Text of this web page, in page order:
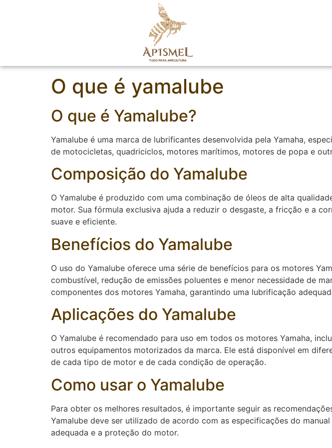
O que é yamalube
O que é Yamalube?
Yamalube é uma marca de lubrificantes desenvolvida pela Yamaha,
de motocicletas, quadriciclos, motores marítimos, motores de popa e
Composição do Yamalube
O Yamalube é produzido com uma combinação de óleos de alta
motor. Sua fórmula exclusiva ajuda a reduzir o desgaste, a fricção e a
suave e eficiente.
Benefícios do Yamalube
O uso do Yamalube oferece uma série de benefícios para os motores
combustível, redução de emissões poluentes e menor necessidade de
componentes dos motores Yamaha, garantindo uma lubrificação
Aplicações do Yamalube
O Yamalube é recomendado para uso em todos os motores Yamaha,
outros equipamentos motorizados da marca. Ele está disponível em
de cada tipo de motor e de cada condição de operação.
Como usar o Yamalube
Para obter os melhores resultados, é importante seguir as
Yamalube deve ser utilizado de acordo com as especificações do
adequada e a proteção do motor.